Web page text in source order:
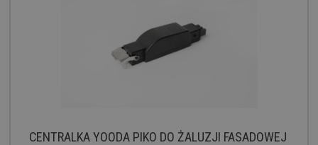
CENTRALKA YOODA PIKO DO ŻALUZJI FASADOWEJ